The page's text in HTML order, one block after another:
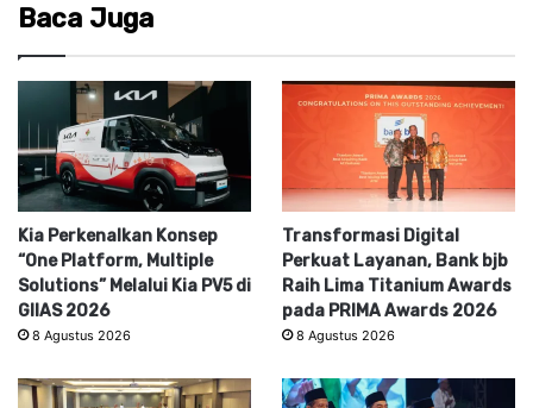
Baca Juga
Kia Perkenalkan Konsep
“One Platform, Multiple
Solutions” Melalui Kia PV5 di
GIIAS 2026
8 Agustus 2026
Transformasi Digital
Perkuat Layanan, Bank bjb
Raih Lima Titanium Awards
pada PRIMA Awards 2026
8 Agustus 2026